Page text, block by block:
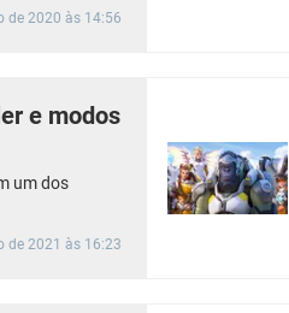
de 2020 às 14:56
e modos
um dos
de 2021 às 16:23